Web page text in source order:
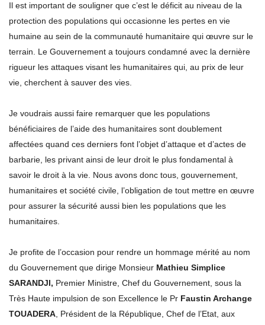
Il est important de souligner que c’est le déficit au niveau de la
protection des populations qui occasionne les pertes en vie
humaine au sein de la communauté humanitaire qui œuvre sur le
terrain. Le Gouvernement a toujours condamné avec la dernière
rigueur les attaques visant les humanitaires qui, au prix de leur
vie, cherchent à sauver des vies.
Je voudrais aussi faire remarquer que les populations
bénéficiaires de l’aide des humanitaires sont doublement
affectées quand ces derniers font l’objet d’attaque et d’actes de
barbarie, les privant ainsi de leur droit le plus fondamental à
savoir le droit à la vie. Nous avons donc tous, gouvernement,
humanitaires et société civile, l’obligation de tout mettre en œuvre
pour assurer la sécurité aussi bien les populations que les
humanitaires.
Je profite de l’occasion pour rendre un hommage mérité au nom
du Gouvernement que dirige Monsieur Mathieu Simplice
SARANDJI, Premier Ministre, Chef du Gouvernement, sous la
Très Haute impulsion de son Excellence le Pr Faustin Archange
TOUADERA, Président de la République, Chef de l’Etat, aux